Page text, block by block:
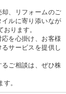
、リフォームのご
ルに寄り添いなが
ります。
を心掛け、お客様
サービスを提供し
ご相談は、ぜひ株
。